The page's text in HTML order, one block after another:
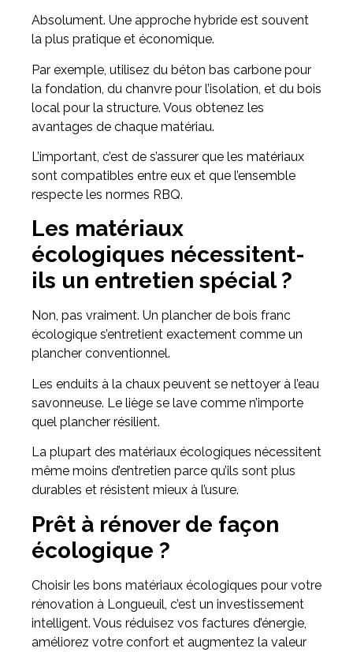
Absolument. Une approche hybride est souvent
la plus pratique et économique.
Par exemple, utilisez du béton bas carbone pour
la fondation, du chanvre pour l’isolation, et du bois
local pour la structure. Vous obtenez les
avantages de chaque matériau.
L’important, c’est de s’assurer que les matériaux
sont compatibles entre eux et que l’ensemble
respecte les normes RBQ.
Les matériaux
écologiques nécessitent-
ils un entretien spécial ?
Non, pas vraiment. Un plancher de bois franc
écologique s’entretient exactement comme un
plancher conventionnel.
Les enduits à la chaux peuvent se nettoyer à l’eau
savonneuse. Le liège se lave comme n’importe
quel plancher résilient.
La plupart des matériaux écologiques nécessitent
même moins d’entretien parce qu’ils sont plus
durables et résistent mieux à l’usure.
Prêt à rénover de façon
écologique ?
Choisir les bons matériaux écologiques pour votre
rénovation à Longueuil, c’est un investissement
intelligent. Vous réduisez vos factures d’énergie,
améliorez votre confort et augmentez la valeur